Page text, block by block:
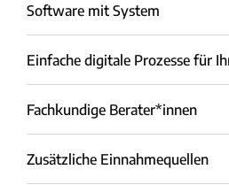
Software mit System
Einfache digitale Prozesse für
Fachkundige Berater*innen
Zusätzliche Einnahmequellen